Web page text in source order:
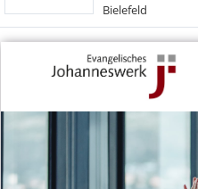
Bielefeld